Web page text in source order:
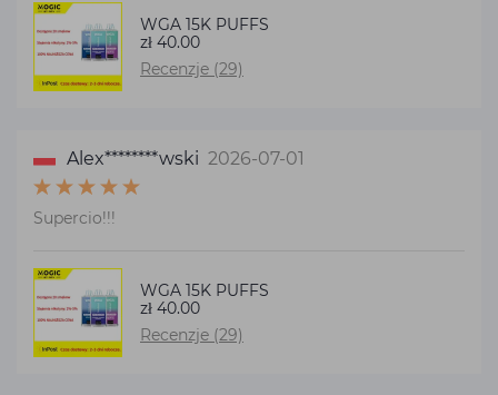
WGA 15K PUFFS
zł 40.00
Recenzje (29)
Alex********wski 2026-07-01
Supercio!!!
WGA 15K PUFFS
zł 40.00
Recenzje (29)